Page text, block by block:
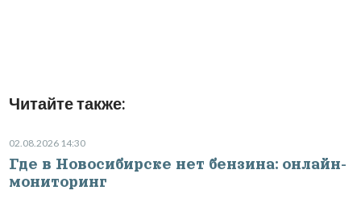
Читайте также:
02.08.2026 14:30
Где в Новосибирске нет бензина: онлайн-
мониторинг